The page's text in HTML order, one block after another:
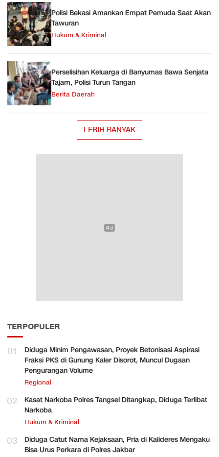
Polisi Bekasi Amankan Empat Pemuda Saat Akan
Tawuran
Hukum & Kriminal
Perselisihan Keluarga di Banyumas Bawa Senjata
Tajam, Polisi Turun Tangan
Berita Daerah
LEBIH BANYAK
TERPOPULER
01
Diduga Minim Pengawasan, Proyek Betonisasi Aspirasi
Fraksi PKS di Gunung Kaler Disorot, Muncul Dugaan
Pengurangan Volume
Regional
02
Kasat Narkoba Polres Tangsel Ditangkap, Diduga Terlibat
Narkoba
Hukum & Kriminal
03
Diduga Catut Nama Kejaksaan, Pria di Kalideres Mengaku
Bisa Urus Perkara di Polres Jakbar